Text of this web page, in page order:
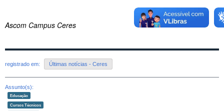
Ascom Campus Ceres
registrado em: Últimas notícias - Ceres
Assunto(s):
Educação
Cursos Técnicos